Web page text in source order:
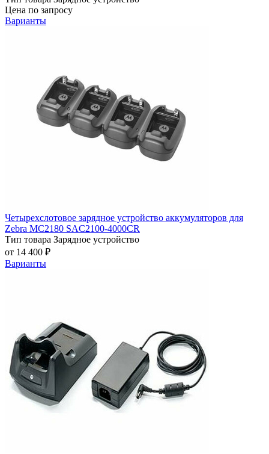
Цена по запросу
Варианты
Четырехслотовое зарядное устройство аккумуляторов для
Zebra MC2180 SAC2100-4000CR
Тип товара Зарядное устройство
от 14 400 ₽
Варианты